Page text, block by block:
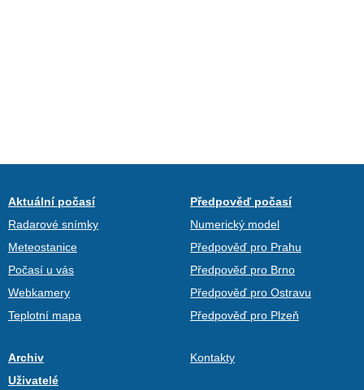
Aktuální počasí
Radarové snímky
Meteostanice
Počasí u vás
Webkamery
Teplotní mapa
Předpověď počasí
Numerický model
Předpověď pro Prahu
Předpověď pro Brno
Předpověď pro Ostravu
Předpověď pro Plzeň
Archiv
Uživatelé
Kontakty